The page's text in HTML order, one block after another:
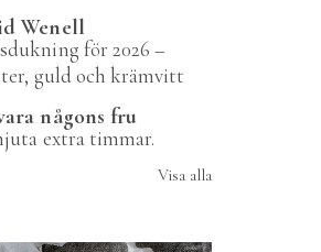
Wenell
för 2026 –
guld och krämvitt
någons fru
extra timmar.
Visa alla